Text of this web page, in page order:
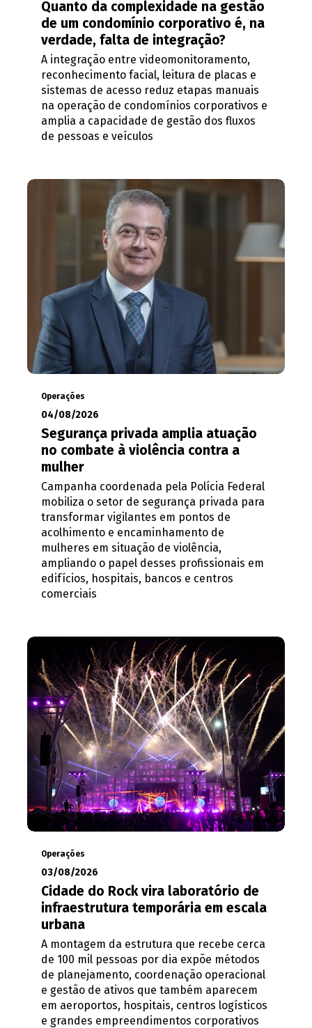
Quanto da complexidade na gestão
de um condomínio corporativo é, na
verdade, falta de integração?
A integração entre videomonitoramento,
reconhecimento facial, leitura de placas e
sistemas de acesso reduz etapas manuais
na operação de condomínios corporativos e
amplia a capacidade de gestão dos fluxos
de pessoas e veículos
Operações
04/08/2026
Segurança privada amplia atuação
no combate à violência contra a
mulher
Campanha coordenada pela Polícia Federal
mobiliza o setor de segurança privada para
transformar vigilantes em pontos de
acolhimento e encaminhamento de
mulheres em situação de violência,
ampliando o papel desses profissionais em
edifícios, hospitais, bancos e centros
comerciais
Operações
03/08/2026
Cidade do Rock vira laboratório de
infraestrutura temporária em escala
urbana
A montagem da estrutura que recebe cerca
de 100 mil pessoas por dia expõe métodos
de planejamento, coordenação operacional
e gestão de ativos que também aparecem
em aeroportos, hospitais, centros logísticos
e grandes empreendimentos corporativos